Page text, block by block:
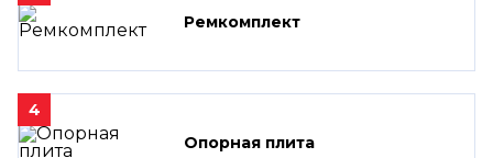
Ремкомплект
4
Опорная плита